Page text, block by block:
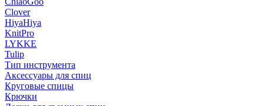
Clover
HiyaHiya
KnitPro
LYKKE
Tulip
Тип инструмента
Аксессуары для спиц
Круговые спицы
Крючки